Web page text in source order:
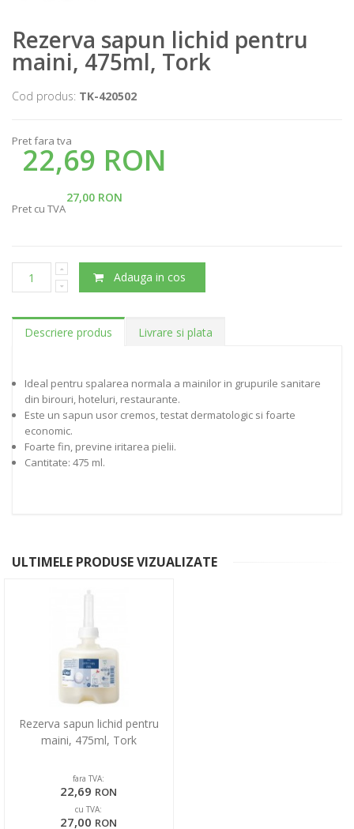
Rezerva sapun lichid pentru
maini, 475ml, Tork
Cod produs: TK-420502
Pret fara tva
22,69 RON
27,00 RON
Pret cu TVA
Adauga in cos
Descriere produs Livrare si plata
Ideal pentru spalarea normala a mainilor in grupurile sanitare
din birouri, hoteluri, restaurante.
Este un sapun usor cremos, testat dermatologic si foarte
economic.
Foarte fin, previne iritarea pielii.
Cantitate: 475 ml.
ULTIMELE PRODUSE VIZUALIZATE
Rezerva sapun lichid pentru
maini, 475ml, Tork
fara TVA:
22,69 RON
cu TVA:
27,00 RON